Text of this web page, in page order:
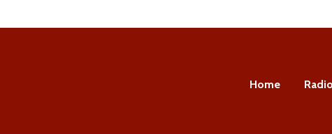
Home Radio